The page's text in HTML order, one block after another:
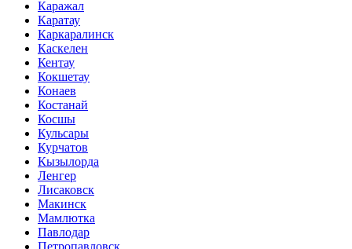
Каражал
Каратау
Каркаралинск
Каскелен
Кентау
Кокшетау
Конаев
Костанай
Косшы
Кульсары
Курчатов
Кызылорда
Ленгер
Лисаковск
Макинск
Мамлютка
Павлодар
Петропавловск